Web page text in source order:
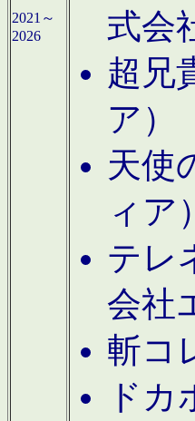
2021～
2026
式会
超兄
ア）
天使
ィア）
テレ
会社
斬コ
ド